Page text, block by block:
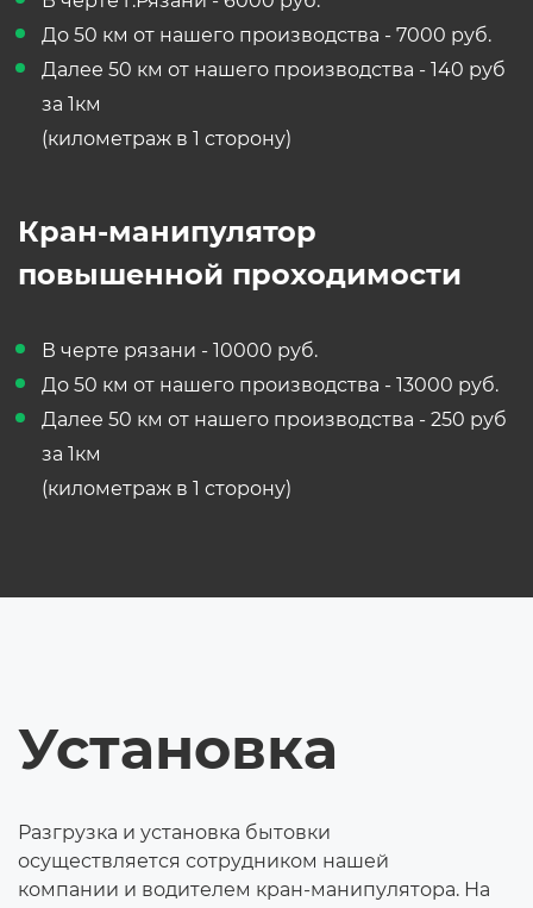
До 50 км от нашего производства - 7000 руб.
Далее 50 км от нашего производства - 140 руб
за 1км
(километраж в 1 сторону)
Кран-манипулятор
повышенной проходимости
В черте рязани - 10000 руб.
До 50 км от нашего производства - 13000 руб.
Далее 50 км от нашего производства - 250 руб
за 1км
(километраж в 1 сторону)
Установка
Разгрузка и установка бытовки
осуществляется сотрудником нашей
компании и водителем кран-манипулятора. На